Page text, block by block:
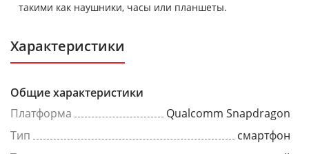
такими как наушники, часы или планшеты.
Характеристики
Общие характеристики
Платформа
Qualcomm Snapdragon
Тип
смартфон